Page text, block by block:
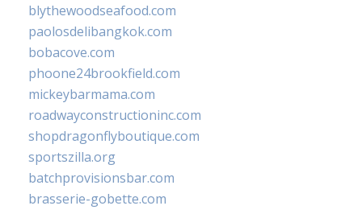
blythewoodseafood.com
paolosdelibangkok.com
bobacove.com
phoone24brookfield.com
mickeybarmama.com
roadwayconstructioninc.com
shopdragonflyboutique.com
sportszilla.org
batchprovisionsbar.com
brasserie-gobette.com